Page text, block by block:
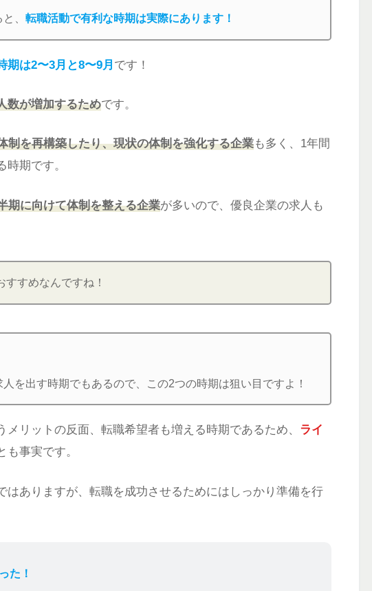
、 転職活動で有利な時期は実際にあります！
期は2〜3月と8〜9月 です！
数が増加するためです。
制を再構築したり、現状の体制を強化する企業も多く、1年間
期です。
期に向けて体制を整える企業が多いので、優良企業の求人も
すめなんですね！
を出す時期でもあるので、この2つの時期は狙い目ですよ！
メリットの反面、転職希望者も増える時期であるため、 ライ
も事実です。
はありますが、転職を成功させるためにはしっかり準備を行
た！